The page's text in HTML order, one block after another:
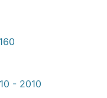
- 2010